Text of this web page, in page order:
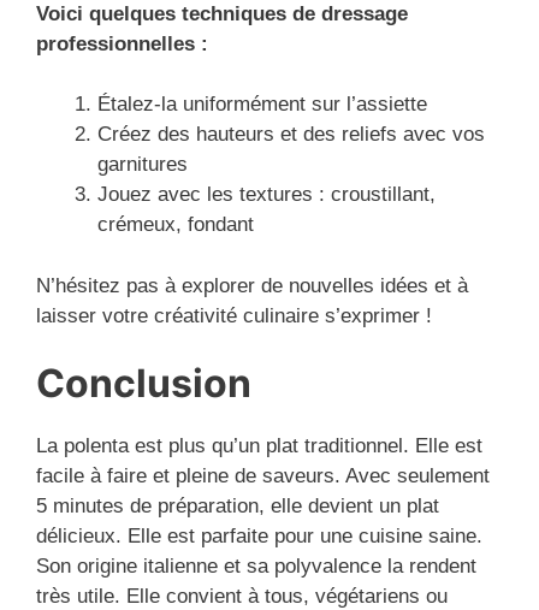
Voici quelques techniques de dressage
professionnelles :
Étalez-la uniformément sur l’assiette
Créez des hauteurs et des reliefs avec vos
garnitures
Jouez avec les textures : croustillant,
crémeux, fondant
N’hésitez pas à explorer de nouvelles idées et à
laisser votre créativité culinaire s’exprimer !
Conclusion
La polenta est plus qu’un plat traditionnel. Elle est
facile à faire et pleine de saveurs. Avec seulement
5 minutes de préparation, elle devient un plat
délicieux. Elle est parfaite pour une cuisine saine.
Son origine italienne et sa polyvalence la rendent
très utile. Elle convient à tous, végétariens ou